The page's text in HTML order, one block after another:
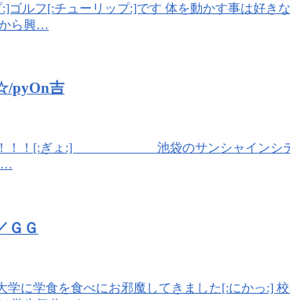
ゴルフ[:チューリップ:]です 体を動かす事は好き
ら興…
pyOn吉
！！！[:ぎょ:] 池袋のサンシャインシ
…
Ｇ
に学食を食べにお邪魔してきました[:にかっ:]